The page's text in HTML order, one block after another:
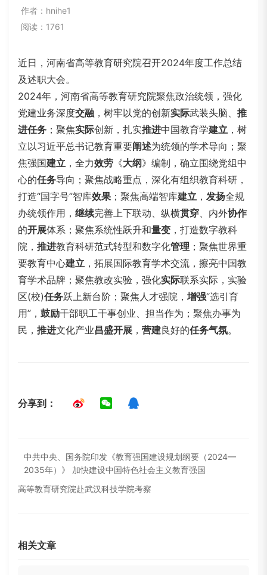
作者：hnihe1
阅读：1761
近日，河南省高等教育研究院召开2024年度工作总结
及述职大会。
2024年，河南省高等教育研究院聚焦政治统领，强化
党建业务深度交融 ，树牢以党的创新实际武装头脑、 推
进任务 ；聚焦实际创新，扎实推进中国教育学建立 ，树
立以习近平总书记教育重要阐述为统领的学术导向；聚
焦强国建立 ，全力效劳 《大纲》编制，确立围绕党组中
心的任务导向；聚焦战略重点，深化有组织教育科研，
打造“国字号”智库效果 ；聚焦高端智库建立 ， 发扬全规
办统领作用， 继续完善上下联动、纵横贯穿、内外协作
的开展体系；聚焦系统性跃升和量变 ，打造数字教科
院， 推进教育科研范式转型和数字化管理 ；聚焦世界重
要教育中心建立 ，拓展国际教育学术交流，擦亮中国教
育学术品牌；聚焦教改实验，强化实际联系实际，实验
区(校)任务跃上新台阶；聚焦人才强院， 增强“选引育
用”， 鼓励干部职工干事创业、担当作为；聚焦办事为
民， 推进文化产业昌盛开展 ， 营建良好的任务气氛。
分享到：
中共中央、国务院印发《教育强国建设规划纲要（2024—
2035年）》 加快建设中国特色社会主义教育强国
高等教育研究院赴武汉科技学院考察
相关文章